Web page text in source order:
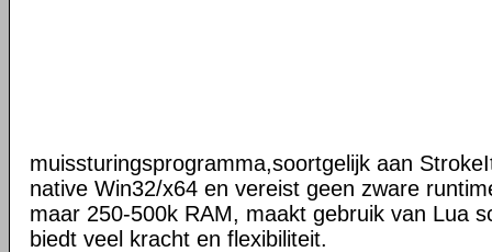
muissturingsprogramma,soortgelijk aan
native Win32/x64 en vereist geen zware
maar 250-500k RAM, maakt gebruik van Lua
biedt veel kracht en flexibiliteit.